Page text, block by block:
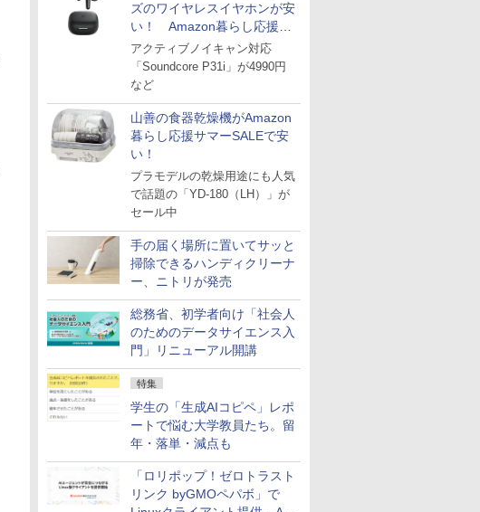
ズのワイヤレスイヤホンが安
い！ Amazon暮らし応援サ
マーSALE
アクティブノイキャン対応
「Soundcore P31i」が4990円
など
山善の食器乾燥機がAmazon
暮らし応援サマーSALEで安
い！
プラモデルの乾燥用途にも人気
で話題の「YD-180（LH）」が
セール中
手の届く場所に置いてサッと
掃除できるハンディクリーナ
ー、ニトリが発売
総務省、初学者向け「社会人
のためのデータサイエンス入
門」リニューアル開講
特集
学生の「生成AIコピペ」レポ
ートで悩む大学教員たち。留
年・落単・減点も
「ロリポップ！ゼロトラスト
リンク byGMOペパボ」で